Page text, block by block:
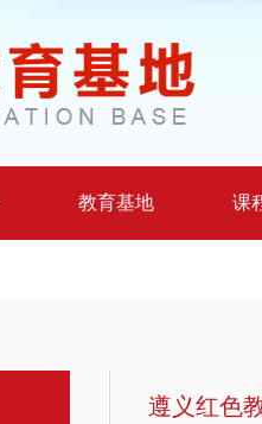
教育基地 课
遵义红色